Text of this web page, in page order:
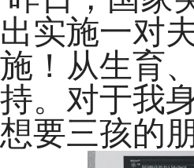
出实施一对
施！从生育
持。对于我
想要三孩的